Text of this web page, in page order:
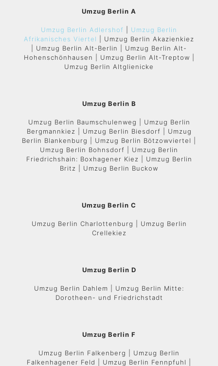
Umzug Berlin A
Umzug Berlin Adlershof
Umzug Berlin
Afrikanisches Viertel
| Umzug Berlin Akazienkiez
| Umzug Berlin Alt-Berlin | Umzug Berlin Alt-
Hohenschönhausen | Umzug Berlin Alt-Treptow |
Umzug Berlin Altglienicke
Umzug Berlin B
Umzug Berlin Baumschulenweg | Umzug Berlin
Bergmannkiez | Umzug Berlin Biesdorf | Umzug
Berlin Blankenburg | Umzug Berlin Bötzowviertel |
Umzug Berlin Bohnsdorf | Umzug Berlin
Friedrichshain: Boxhagener Kiez | Umzug Berlin
Britz | Umzug Berlin Buckow
Umzug Berlin C
Umzug Berlin Charlottenburg | Umzug Berlin
Crellekiez
Umzug Berlin D
Umzug Berlin Dahlem | Umzug Berlin Mitte:
Dorotheen- und Friedrichstadt
Umzug Berlin F
Umzug Berlin Falkenberg | Umzug Berlin
Falkenhagener Feld | Umzug Berlin Fennpfuhl |